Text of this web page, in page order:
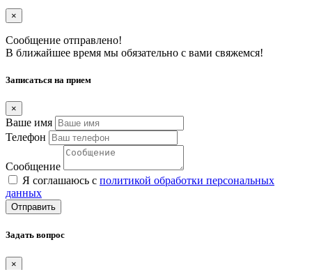
×
Сообщение отправлено!
В ближайшее время мы обязательно с вами свяжемся!
Записаться на прием
×
Ваше имя
Телефон
Сообщение
Я соглашаюсь с политикой обработки персональных
данных
Отправить
Задать вопрос
×